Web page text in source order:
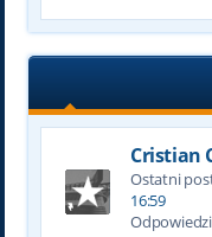
Cristian
Ostatni
16:59